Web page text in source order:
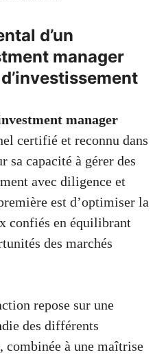
d’un
manager
manager
certifié et reconnu dans
sa capacité à gérer des
avec diligence et
est d’optimiser la
confiés en équilibrant
des marchés
repose sur une
des différents
à une maîtrise